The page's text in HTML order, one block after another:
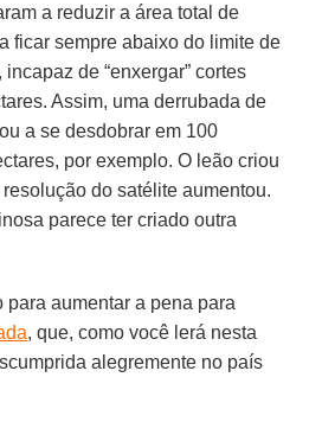
a reduzir a área total de
ficar sempre abaixo do limite de
de “enxergar” cortes
Assim, uma derrubada de
a se desdobrar em 100
por exemplo. O leão criou
do satélite aumentou.
parece ter criado outra
para aumentar a pena para
, que, como você lerá nesta
alegremente no país